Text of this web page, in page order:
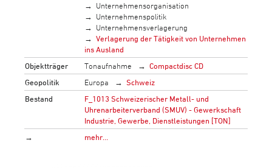
Unternehmensorganisation
Unternehmenspolitik
Unternehmensverlagerung
Verlagerung der Tätigkeit von Unternehmen
ins Ausland
Objektträger
Tonaufnahme
Compactdisc CD
Geopolitik
Europa
Schweiz
Bestand
F_1013 Schweizerischer Metall- und
Uhrenarbeiterverband (SMUV) - Gewerkschaft
Industrie, Gewerbe, Dienstleistungen [TON]
→
mehr…